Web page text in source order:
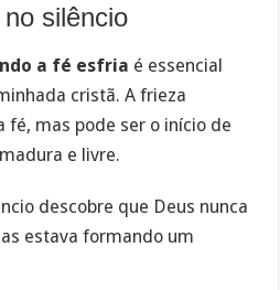
silêncio
a fé esfria é essencial
cristã. A frieza
fé, mas pode ser o início de
e livre.
descobre que Deus nunca
estava formando um